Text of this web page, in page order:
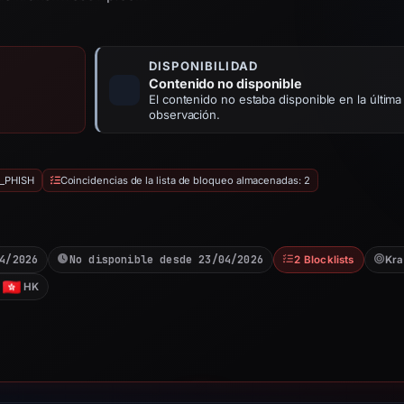
DISPONIBILIDAD
Contenido no disponible
El contenido no estaba disponible en la última
observación.
Coincidencias de la lista de bloqueo almacenadas: 2
2026 No disponible desde 23/04/2026 2 Blocklists
HK